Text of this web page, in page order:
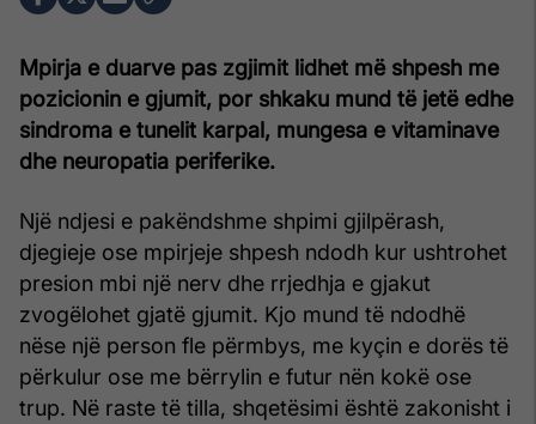
Mpirja e duarve pas zgjimit lidhet më shpesh me
pozicionin e gjumit, por shkaku mund të jetë edhe
sindroma e tunelit karpal, mungesa e vitaminave
dhe neuropatia periferike.
Një ndjesi e pakëndshme shpimi gjilpërash,
djegieje ose mpirjeje shpesh ndodh kur ushtrohet
presion mbi një nerv dhe rrjedhja e gjakut
zvogëlohet gjatë gjumit. Kjo mund të ndodhë
nëse një person fle përmbys, me kyçin e dorës të
përkulur ose me bërrylin e futur nën kokë ose
trup. Në raste të tilla, shqetësimi është zakonisht i